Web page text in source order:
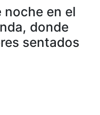
noche en el
donde
sentados